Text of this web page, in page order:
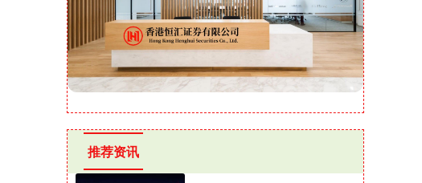
推荐资讯